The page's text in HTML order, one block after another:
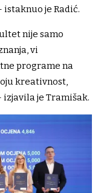
je Radić.
nije samo
vi
programe na
kreativnost,
je Tramišak.